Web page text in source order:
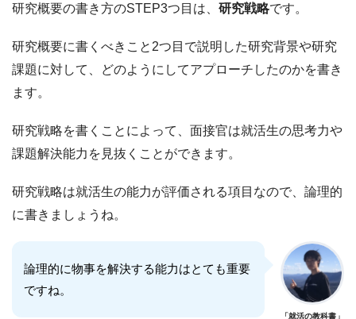
研究概要の書き方のSTEP3つ目は、 研究戦略です。
研究概要に書くべきこと2つ目で説明した研究背景や研究
課題に対して、どのようにしてアプローチしたのかを書き
ます。
研究戦略を書くことによって、面接官は就活生の思考力や
課題解決能力を見抜くことができます。
研究戦略は就活生の能力が評価される項目なので、論理的
に書きましょうね。
論理的に物事を解決する能力はとても重要
ですね。
「就活の教科書」